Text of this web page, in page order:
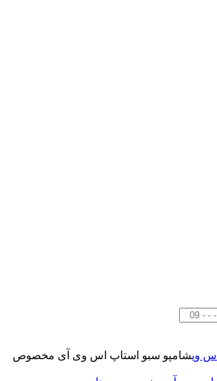
اس ویشامپو سبو استاپ اس وی آی مخصوص